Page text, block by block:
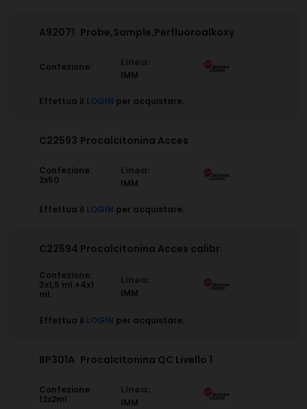
A92071 Probe,Sample,Perfluoroalkoxy
Confezione: Linea:
IMM
Effettua il LOGIN per acquistare.
C22593 Procalcitonina Acces
Confezione:
2x50
Linea:
IMM
Effettua il LOGIN per acquistare.
C22594 Procalcitonina Acces calibr.
Confezione:
3x1,5 ml.+4x1
ml.
Linea:
IMM
Effettua il LOGIN per acquistare.
BP301A Procalcitonina QC Livello 1
Confezione:
12x2ml
Linea:
IMM